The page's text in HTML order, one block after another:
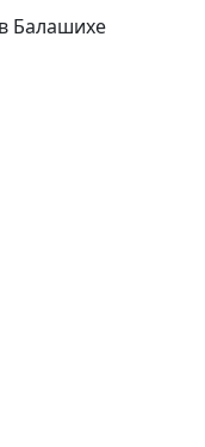
Балашихе